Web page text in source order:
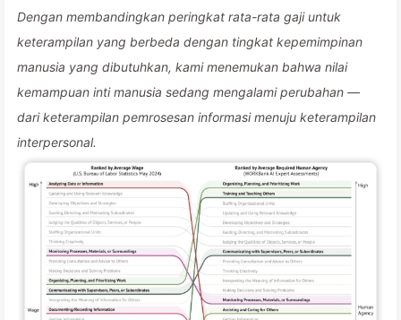
Dengan membandingkan peringkat rata-rata gaji untuk
keterampilan yang berbeda dengan tingkat kepemimpinan
manusia yang dibutuhkan, kami menemukan bahwa nilai
kemampuan inti manusia sedang mengalami perubahan —
dari keterampilan pemrosesan informasi menuju keterampilan
interpersonal.